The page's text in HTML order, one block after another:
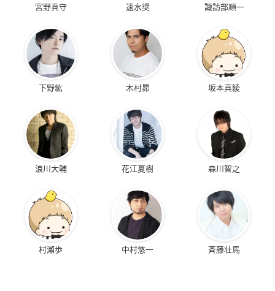
宮野真守 速水奨 諏訪部順一
下野紘 木村昴 坂本真綾
浪川大輔 花江夏樹 森川智之
村瀬歩 中村悠一 斉藤壮馬